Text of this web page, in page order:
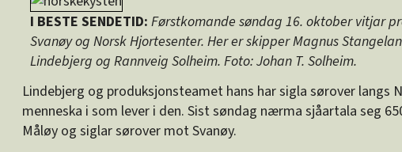
I BESTE SENDETID: Førstkomande søndag 16. oktober vitjar
Svanøy og Norsk Hjortesenter. Her er skipper Magnus
Lindebjerg og Rannveig Solheim. Foto: Johan T. Solheim.
Lindebjerg og produksjonsteamet hans har sigla sørover
menneska i som lever i den. Sist søndag nærma sjåartala seg
Måløy og siglar sørover mot Svanøy.